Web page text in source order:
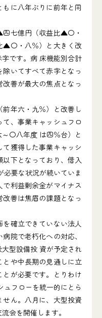
に八年ぶりに前年と同
七億円（収益比▲〇・
▲〇・八％）と大きく改
です。病 床機能別合計
いてすべて赤字となっ
善が最大の焦点となっ
年六・九％）と改善し
、事業キャッシュフロ
〇八年度 は四％台）と
獲得した事業キャッシ
下となっており、借入
要な状況が続いていま
利益剰余金がマイナス
善は焦眉の課題となっ
確立できていない法人
院で老朽化への対応、
型設備投 資が予定され
や中長期の見通しに立
とが必要です。とりわけ
フローを統一的にとら
せん。八月に、大型投資
会を開催します。